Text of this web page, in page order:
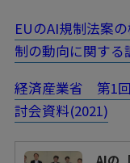
EUのAI規制法案
制の動向に関する
経済産業省 第1
討会資料(2021)